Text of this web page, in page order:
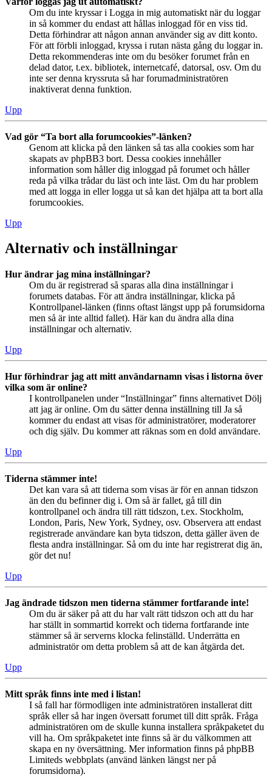
Om du inte kryssar i Logga in mig automatiskt när du loggar
in så kommer du endast att hållas inloggad för en viss tid.
Detta förhindrar att någon annan använder sig av ditt konto.
För att förbli inloggad, kryssa i rutan nästa gång du loggar in.
Detta rekommenderas inte om du besöker forumet från en
delad dator, t.ex. bibliotek, internetcafé, datorsal, osv. Om du
inte ser denna kryssruta så har forumadministratören
inaktiverat denna funktion.
Upp
Vad gör “Ta bort alla forumcookies”-länken?
Genom att klicka på den länken så tas alla cookies som har
skapats av phpBB3 bort. Dessa cookies innehåller
information som håller dig inloggad på forumet och håller
reda på vilka trådar du läst och inte läst. Om du har problem
med att logga in eller logga ut så kan det hjälpa att ta bort alla
forumcookies.
Upp
Alternativ och inställningar
Hur ändrar jag mina inställningar?
Om du är registrerad så sparas alla dina inställningar i
forumets databas. För att ändra inställningar, klicka på
Kontrollpanel-länken (finns oftast längst upp på forumsidorna
men så är inte alltid fallet). Här kan du ändra alla dina
inställningar och alternativ.
Upp
Hur förhindrar jag att mitt användarnamn visas i listorna över
vilka som är online?
I kontrollpanelen under “Inställningar” finns alternativet Dölj
att jag är online. Om du sätter denna inställning till Ja så
kommer du endast att visas för administratörer, moderatorer
och dig själv. Du kommer att räknas som en dold användare.
Upp
Tiderna stämmer inte!
Det kan vara så att tiderna som visas är för en annan tidszon
än den du befinner dig i. Om så är fallet, gå till din
kontrollpanel och ändra till rätt tidszon, t.ex. Stockholm,
London, Paris, New York, Sydney, osv. Observera att endast
registrerade användare kan byta tidszon, detta gäller även de
flesta andra inställningar. Så om du inte har registrerat dig än,
gör det nu!
Upp
Jag ändrade tidszon men tiderna stämmer fortfarande inte!
Om du är säker på att du har valt rätt tidszon och att du har
har ställt in sommartid korrekt och tiderna fortfarande inte
stämmer så är serverns klocka felinställd. Underrätta en
administratör om detta problem så att de kan åtgärda det.
Upp
Mitt språk finns inte med i listan!
I så fall har förmodligen inte administratören installerat ditt
språk eller så har ingen översatt forumet till ditt språk. Fråga
administratören om de skulle kunna installera språkpaketet du
vill ha. Om språkpaketet inte finns så är du välkommen att
skapa en ny översättning. Mer information finns på phpBB
Limiteds webbplats (använd länken längst ner på
forumsidorna).